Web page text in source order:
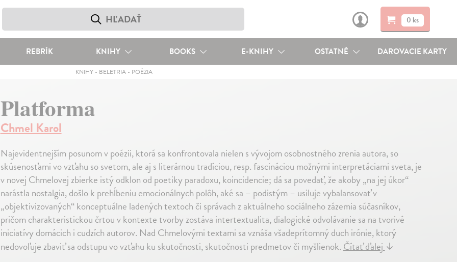
0 ks
REBRÍK KNIHY BOOKS E-KNIHY OSTATNÉ DAROVACIE KARTY
KNIHY - BELETRIA - POÉZIA
Platforma
Chmel Karol
Najevidentnejším posunom v poézii, ktorá sa konfrontovala nielen s vývojom osobnostného zrenia autora, so
skúsenosťami vo vzťahu so svetom, ale aj s literárnou tradíciou, resp. fascináciou možnými interpretáciami sveta, je
v novej Chmelovej zbierke istý odklon od poetiky paradoxu, koincidencie; dá sa povedať, že akoby „na jej úkor“
narástla nostalgia, došlo k prehĺbeniu emocionálnych polôh, aké sa – podistým – usiluje vybalansovať v
„objektivizovaných“ konceptuálne ladených textoch či správach z aktuálneho sociálneho zázemia súčasníkov,
pričom charakteristickou črtou v kontexte tvorby zostáva intertextualita, dialogické odvolávanie sa na tvorivé
iniciatívy domácich i cudzích autorov. Nad Chmelovými textami sa vznáša všadeprítomný duch irónie, ktorý
nedovoľuje zbaviť sa odstupu vo vzťahu ku skutočnosti, skutočnosti predmetov či myšlienok.Čítať ďalej↓